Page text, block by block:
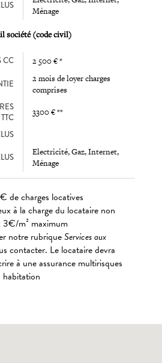
Ménage
société (code civil)
CC 2 500 € *
2 mois de loyer charges
comprises
3300 € **
Electricité, Gaz, Internet,
Ménage
de charges locatives
à la charge du locataire non
3€/m² maximum
notre rubriqueServices aux
contacter. Le locataire devra
à une assurance multirisques
habitation